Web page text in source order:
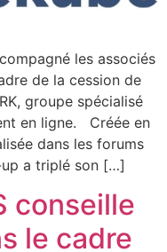
les associés
de la cession de
groupe spécialisé
en ligne. Créée en
dans les forums
a triplé son […]
conseille
le cadre